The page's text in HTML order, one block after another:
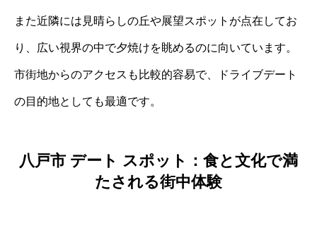
また近隣には見晴らしの丘や展望スポットが点在してお
り、広い視界の中で夕焼けを眺めるのに向いています。
市街地からのアクセスも比較的容易で、ドライブデート
の目的地としても最適です。
八戸市 デート スポット：食と文化で満
たされる街中体験